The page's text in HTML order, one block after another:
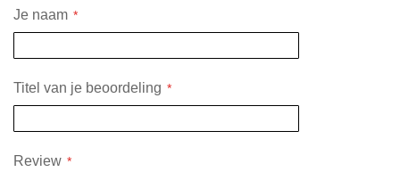
Je naam
Titel van je beoordeling
Review